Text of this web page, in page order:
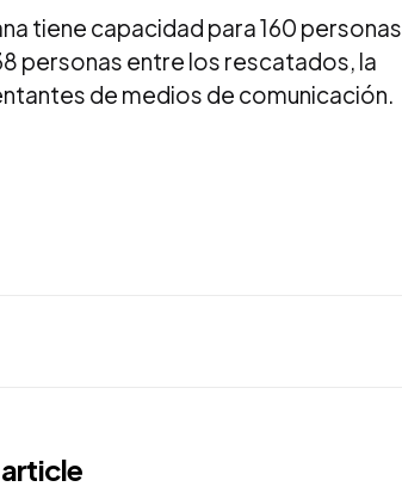
tiene capacidad para 160 personas
personas entre los rescatados, la
de medios de comunicación.